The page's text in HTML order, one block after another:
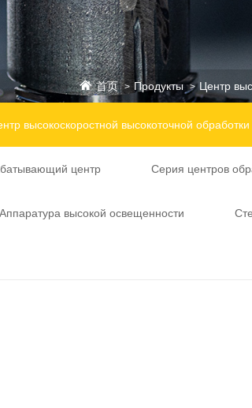
首页 > Продукты > Центр
высокоскоростной высокоточной
центр Серия центров
Аппаратура высокой освещенности